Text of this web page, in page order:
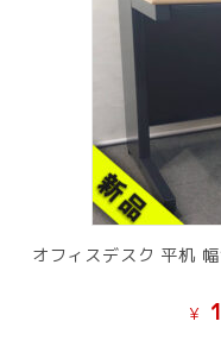
オフィスデスク 平机
¥